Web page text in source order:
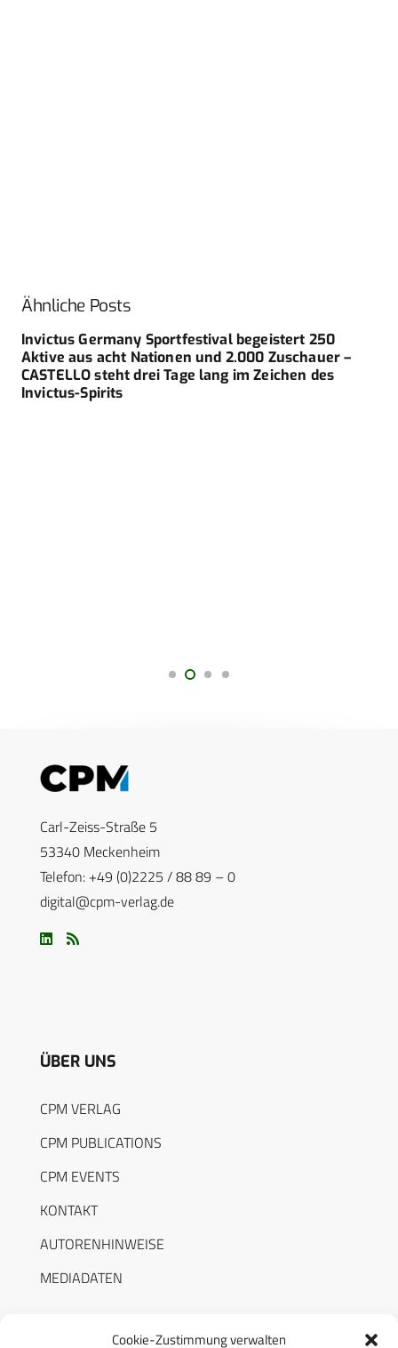
Cookie-Zustimmung verwalten
Ähnliche Posts
Invictus Germany Sportfestival begeistert 250
Aktive aus acht Nationen und 2.000 Zuschauer –
CASTELLO steht drei Tage lang im Zeichen des
Invictus-Spirits
Carl-Zeiss-Straße 5
53340 Meckenheim
Telefon: +49 (0)2225 / 88 89 – 0
digital@cpm-verlag.de
ÜBER UNS
CPM VERLAG
CPM PUBLICATIONS
CPM EVENTS
KONTAKT
AUTORENHINWEISE
MEDIADATEN